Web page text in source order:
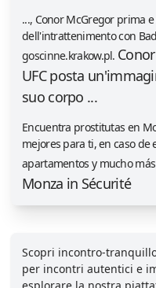
..., Conor McGregor prima
dell'intrattenimento con
goscinne.krakow.pl.
UFC posta
suo corpo ...
Encuentra prostitutas en
mejores para ti, en caso de
apartamentos y mucho
Monza in Sécurité
Scopri incontro-
per incontri autentici e